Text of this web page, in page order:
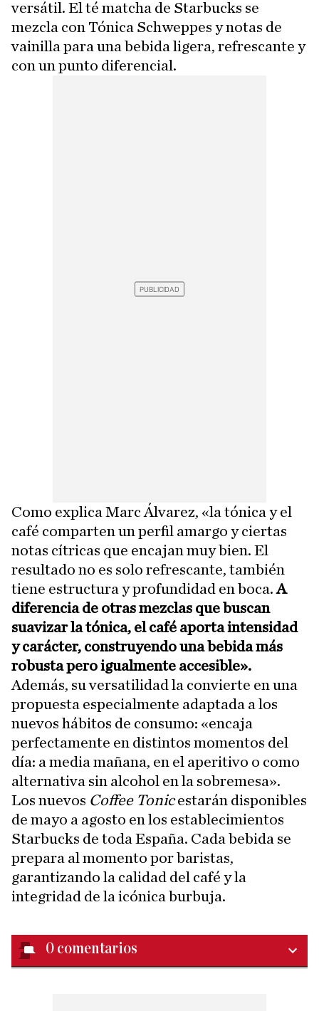
versátil. El té matcha de Starbucks se
mezcla con Tónica Schweppes y notas de
vainilla para una bebida ligera, refrescante y
con un punto diferencial.
Como explica Marc Álvarez, «la tónica y el
café comparten un perfil amargo y ciertas
notas cítricas que encajan muy bien. El
resultado no es solo refrescante, también
tiene estructura y profundidad en boca.A
diferencia de otras mezclas que buscan
suavizar la tónica, el café aporta intensidad
y carácter, construyendo una bebida más
robusta pero igualmente accesible».
Además, su versatilidad la convierte en una
propuesta especialmente adaptada a los
nuevos hábitos de consumo: «encaja
perfectamente en distintos momentos del
día: a media mañana, en el aperitivo o como
alternativa sin alcohol en la sobremesa».
Los nuevos Coffee Tonicestarán disponibles
de mayo a agosto en los establecimientos
Starbucks de toda España. Cada bebida se
prepara al momento por baristas,
garantizando la calidad del café y la
integridad de la icónica burbuja.
0 comentarios